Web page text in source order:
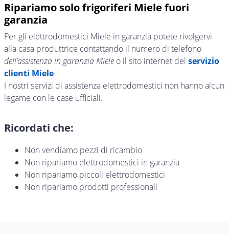
Ripariamo solo frigoriferi Miele fuori
garanzia
Per gli elettrodomestici Miele in garanzia potete rivolgervi
alla casa produttrice contattando il numero di telefono
dell’assistenza in garanzia Miele o il sito internet del servizio
clienti Miele
I nostri servizi di assistenza elettrodomestici non hanno alcun
legame con le case ufficiali.
Ricordati che:
Non vendiamo pezzi di ricambio
Non ripariamo elettrodomestici in garanzia
Non ripariamo piccoli elettrodomestici
Non ripariamo prodotti professionali